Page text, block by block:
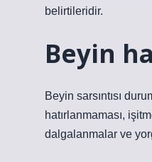
belirtileridir.
Beyin
Beyin sarsıntısı
hatırlanmaması,
dalgalanmalar ve